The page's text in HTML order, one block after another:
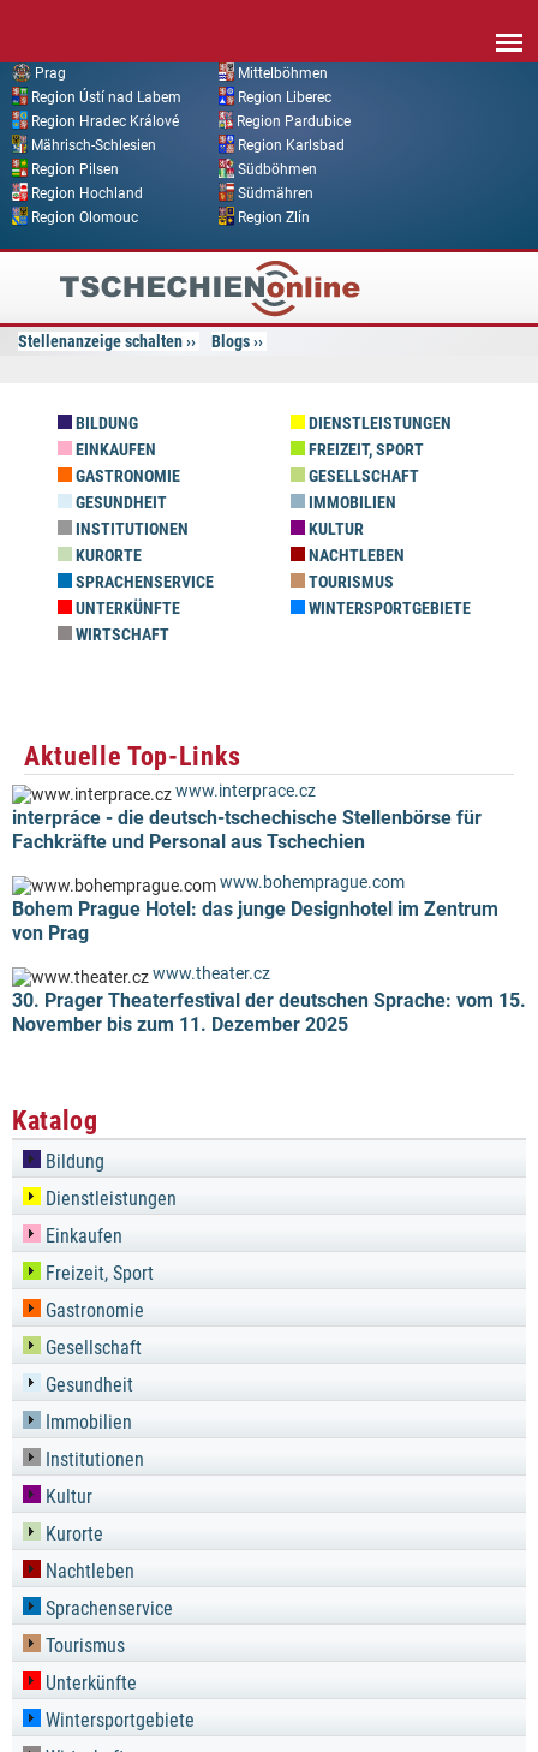
Prag
Mittelböhmen
Region Ústí nad Labem
Region Liberec
Region Hradec Králové
Region Pardubice
Mährisch-Schlesien
Region Karlsbad
Region Pilsen
Südböhmen
Region Hochland
Südmähren
Region Olomouc
Region Zlín
Tschechien
Online
Stellenanzeige schalten Blogs
BILDUNG
DIENSTLEISTUNGEN
EINKAUFEN
FREIZEIT, SPORT
GASTRONOMIE
GESELLSCHAFT
GESUNDHEIT
IMMOBILIEN
INSTITUTIONEN
KULTUR
KURORTE
NACHTLEBEN
SPRACHENSERVICE
TOURISMUS
UNTERKÜNFTE
WINTERSPORTGEBIETE
WIRTSCHAFT
Aktuelle Top-Links
www.interprace.cz
interpráce - die deutsch-tschechische Stellenbörse für
Fachkräfte und Personal aus Tschechien
www.bohemprague.com
Bohem Prague Hotel: das junge Designhotel im Zentrum
von Prag
www.theater.cz
30. Prager Theaterfestival der deutschen Sprache: vom 15.
November bis zum 11. Dezember 2025
Katalog
Bildung
Dienstleistungen
Einkaufen
Freizeit, Sport
Gastronomie
Gesellschaft
Gesundheit
Immobilien
Institutionen
Kultur
Kurorte
Nachtleben
Sprachenservice
Tourismus
Unterkünfte
Wintersportgebiete